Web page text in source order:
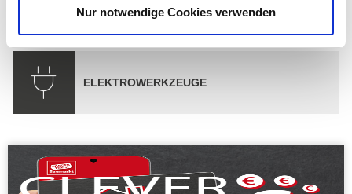
Nur notwendige Cookies verwenden
EINBRUCHSCHUTZ
ELEKTROWERKZEUGE